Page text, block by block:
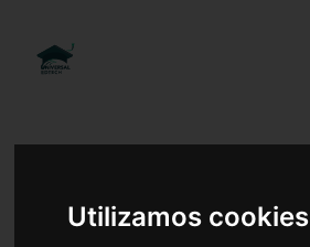
Utilizamos cookies